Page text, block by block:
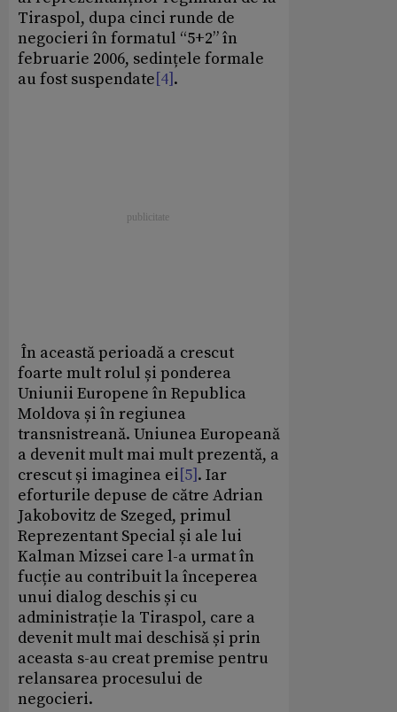
Tiraspol, dupa cinci runde de
negocieri în formatul “5+2” în
februarie 2006, sedințele formale
au fost suspendate[4].
În această perioadă a crescut
foarte mult rolul și ponderea
Uniunii Europene în Republica
Moldova și în regiunea
transnistreană. Uniunea Europeană
a devenit mult mai mult prezentă, a
crescut și imaginea ei[5]. Iar
eforturile depuse de către Adrian
Jakobovitz de Szeged, primul
Reprezentant Special și ale lui
Kalman Mizsei care l-a urmat în
fucție au contribuit la începerea
unui dialog deschis și cu
administrație la Tiraspol, care a
devenit mult mai deschisă și prin
aceasta s-au creat premise pentru
relansarea procesului de
negocieri.